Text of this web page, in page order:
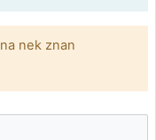
nek znan